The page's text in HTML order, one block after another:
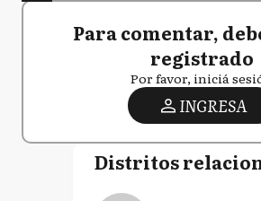
Para comentar,
registrado
Por favor, iniciá
INGRESA
Distritos